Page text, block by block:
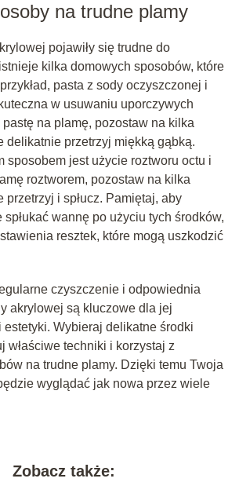
na trudne plamy
pojawiły się trudne do
kilka domowych sposobów, które
pasta z sody oczyszczonej i
w usuwaniu uporczywych
pastę na plamę, pozostaw na kilka
delikatnie przetrzyj miękką gąbką.
sposobem jest użycie roztworu octu i
roztworem, pozostaw na kilka
przetrzyj i spłucz. Pamiętaj, aby
spłukać wannę po użyciu tych środków,
resztek, które mogą uszkodzić
czyszczenie i odpowiednia
akrylowej są kluczowe dla jej
estetyki. Wybieraj delikatne środki
właściwe techniki i korzystaj z
na trudne plamy. Dzięki temu Twoja
wyglądać jak nowa przez wiele
Zobacz także: